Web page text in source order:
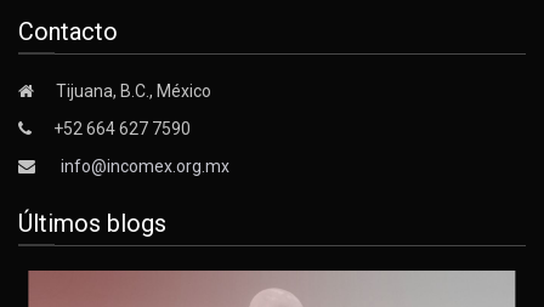
Contacto
Tijuana, B.C., México
+52 664 627 7590
info@incomex.org.mx
Últimos blogs